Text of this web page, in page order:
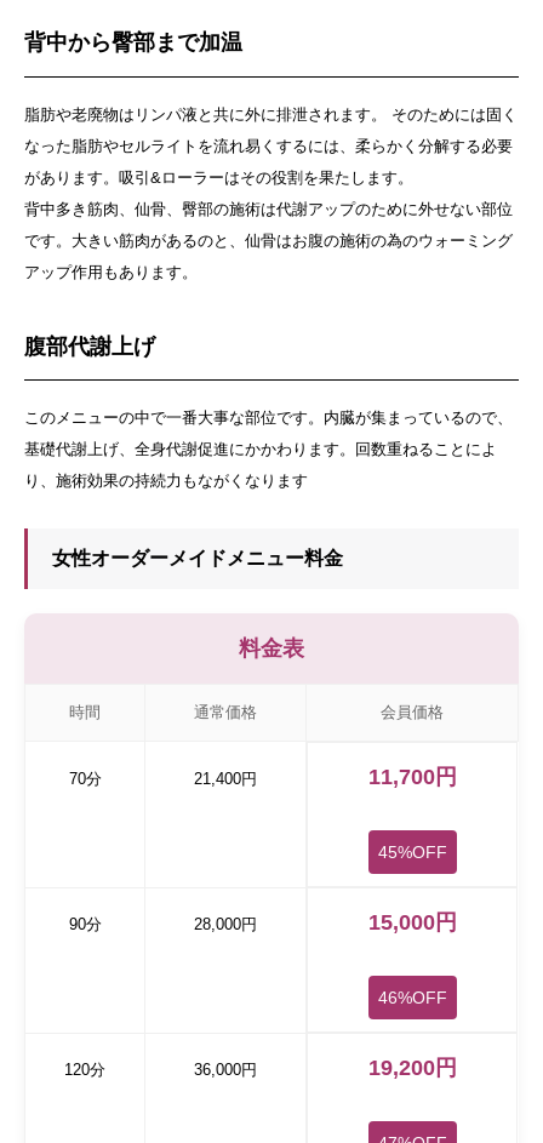
背中から臀部まで加温
脂肪や老廃物はリンパ液と共に外に排泄されます。 そのためには固く
なった脂肪やセルライトを流れ易くするには、柔らかく分解する必要
があります。吸引&ローラーはその役割を果たします。
背中多き筋肉、仙骨、臀部の施術は代謝アップのために外せない部位
です。大きい筋肉があるのと、仙骨はお腹の施術の為のウォーミング
アップ作用もあります。
腹部代謝上げ
このメニューの中で一番大事な部位です。内臓が集まっているので、
基礎代謝上げ、全身代謝促進にかかわります。回数重ねることによ
り、施術効果の持続力もながくなります
女性オーダーメイドメニュー料金
料金表
時間 通常価格 会員価格
70分 21,400円 11,700円
45%OFF
90分 28,000円 15,000円
46%OFF
120分 36,000円 19,200円